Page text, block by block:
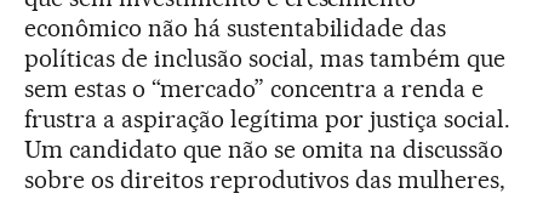
econômico não há sustentabilidade das
políticas de inclusão social, mas também que
sem estas o “mercado” concentra a renda e
frustra a aspiração legítima por justiça social.
Um candidato que não se omita na discussão
sobre os direitos reprodutivos das mulheres,